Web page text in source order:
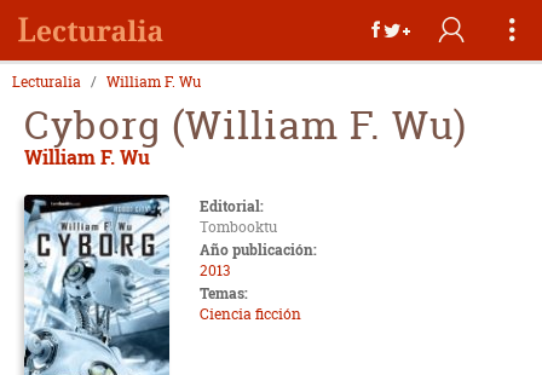
Lecturalia William F. Wu
Cyborg (William F. Wu)
William F. Wu
Editorial:
Tombooktu
Año publicación:
2013
Temas:
Ciencia ficción